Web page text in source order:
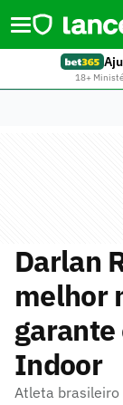
18+
Darlan
melhor
garante
Indoor
Atleta brasileiro